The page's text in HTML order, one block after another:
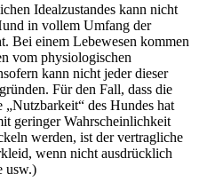
Idealzustandes kann nicht
in vollem Umfang der
Bei einem Lebewesen kommen
vom physiologischen
kann nicht jeder dieser
Für den Fall, dass die
des Hundes hat
geringer Wahrscheinlichkeit
werden, ist der vertragliche
wenn nicht ausdrücklich
usw.)